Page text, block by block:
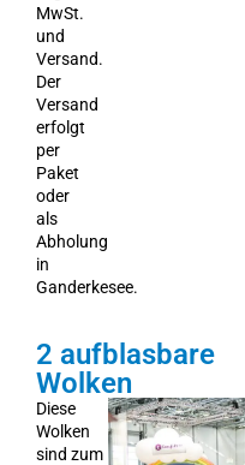
MwSt.
und
Versand.
Der
Versand
erfolgt
per
Paket
oder
als
Abholung
in
Ganderkesee.
2 aufblasbare
Wolken
Diese
Wolken
sind zum